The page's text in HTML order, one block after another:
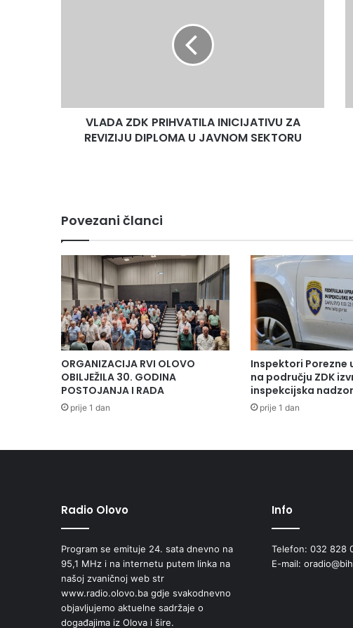
JAVNOM
SEKTORUVLADA ZDK PRIHVATILA INICIJATIVU ZA
REVIZIJU DIPLOMA U JAVNOM SEKTORU
Povezani članci
ORGANIZACIJA RVI OLOVO
OBILJEŽILA 30. GODINA
POSTOJANJA I RADA
prije 1 dan
Inspektori Porezne
na području ZDK
inspekcijska
prije 1 dan
Radio Olovo
Program se emituje 24. sata dnevno na
95,1 MHz i na internetu putem linka na
našoj zvaničnoj web str
www.radio.olovo.ba gdje svakodnevno
objavljujemo aktuelne sadržaje o
događajima iz Olova i šire.
Info
Telefon: 032 828
E-mail: